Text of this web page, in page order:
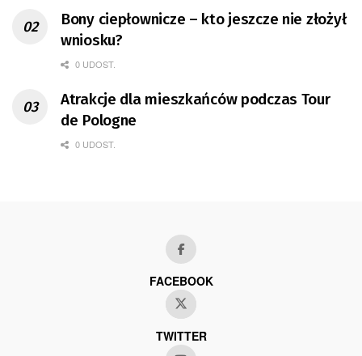
Bony ciepłownicze – kto jeszcze nie złożył
wniosku?
0 UDOST.
Atrakcje dla mieszkańców podczas Tour
de Pologne
0 UDOST.
FACEBOOK
TWITTER